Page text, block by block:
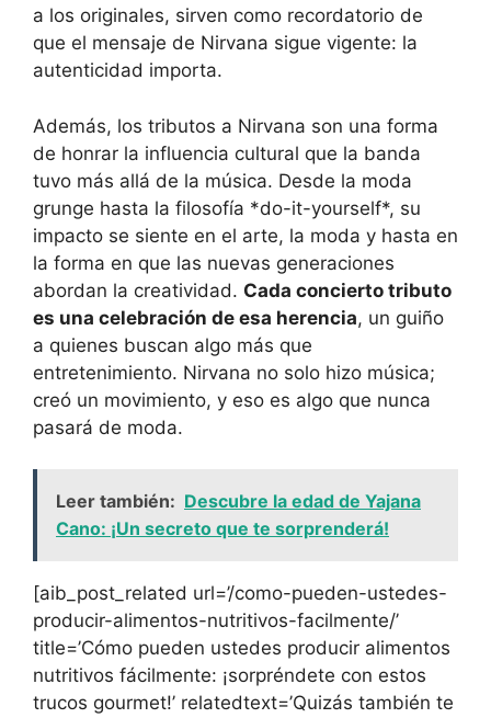
a los originales, sirven como recordatorio de
que el mensaje de Nirvana sigue vigente: la
autenticidad importa.
Además, los tributos a Nirvana son una forma
de honrar la influencia cultural que la banda
tuvo más allá de la música. Desde la moda
grunge hasta la filosofía *do-it-yourself*, su
impacto se siente en el arte, la moda y hasta en
la forma en que las nuevas generaciones
abordan la creatividad. Cada concierto tributo
es una celebración de esa herencia, un guiño
a quienes buscan algo más que
entretenimiento. Nirvana no solo hizo música;
creó un movimiento, y eso es algo que nunca
pasará de moda.
Leer también: Descubre la edad de Yajana
Cano: ¡Un secreto que te sorprenderá!
[aib_post_related url=’/como-pueden-ustedes-
producir-alimentos-nutritivos-facilmente/’
title=’Cómo pueden ustedes producir alimentos
nutritivos fácilmente: ¡sorpréndete con estos
trucos gourmet!’ relatedtext=’Quizás también te